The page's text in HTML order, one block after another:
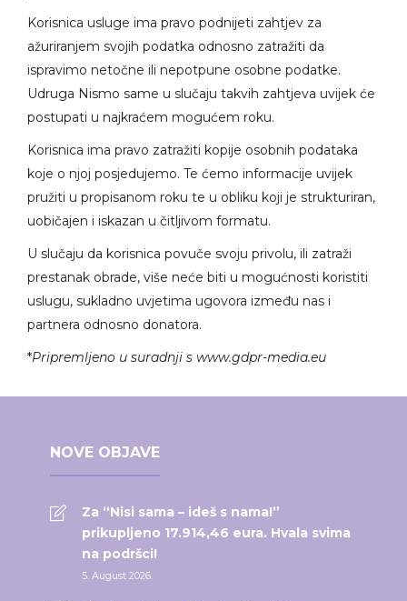
Korisnica usluge ima pravo podnijeti zahtjev za
ažuriranjem svojih podatka odnosno zatražiti da
ispravimo netočne ili nepotpune osobne podatke.
Udruga Nismo same u slučaju takvih zahtjeva uvijek će
postupati u najkraćem mogućem roku.
Korisnica ima pravo zatražiti kopije osobnih podataka
koje o njoj posjedujemo. Te ćemo informacije uvijek
pružiti u propisanom roku te u obliku koji je strukturiran,
uobičajen i iskazan u čitljivom formatu.
U slučaju da korisnica povuče svoju privolu, ili zatraži
prestanak obrade, više neće biti u mogućnosti koristiti
uslugu, sukladno uvjetima ugovora između nas i
partnera odnosno donatora.
*Pripremljeno u suradnji s www.gdpr-media.eu
NOVE OBJAVE
Za “Nisi sama – ideš s nama!”
prikupljeno 17.914,46 eura. Hvala svima
na podršci!
5. August 2026.